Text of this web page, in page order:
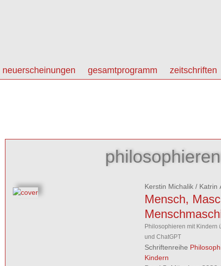
neuerscheinungen gesamtprogramm zeitschriften
Kerstin Michalik/ Katrin
Mensch,
Philosophieren mit Kindern
und ChatGPT
Schriftenreihe
Kindern